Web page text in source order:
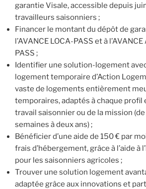
garantie Visale, accessible depuis
travailleurs saisonniers ;
Financer le montant du dépôt de
l’AVANCE LOCA-PASS et à l’AVANCE
PASS ;
Identifier une solution-logement
logement temporaire d’Action
vaste de logements entièrement
temporaires, adaptés à chaque profil
travail saisonnier ou de la mission
semaines à deux ans) ;
Bénéficier d’une aide de 150 € par
frais d’hébergement, grâce à l’aide à
pour les saisonniers agricoles ;
Trouver une solution logement
adaptée grâce aux innovations et